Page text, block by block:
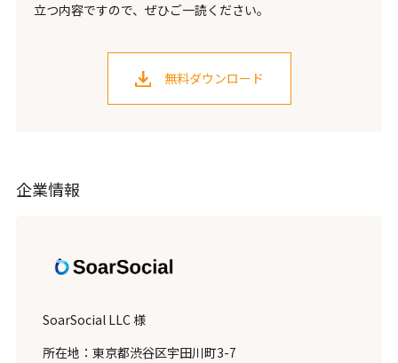
立つ内容ですので、ぜひご一読ください。
無料ダウンロード
企業情報
SoarSocial LLC 様
所在地：東京都渋谷区宇田川町3-7